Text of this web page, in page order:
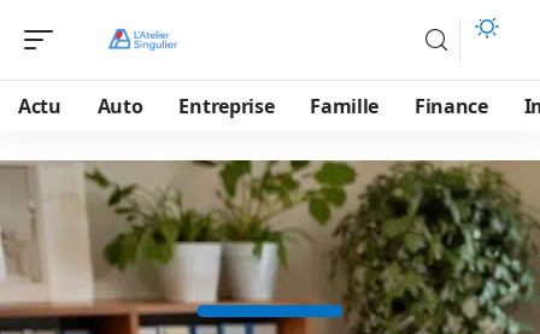
Actu Auto Entreprise Famille Finance